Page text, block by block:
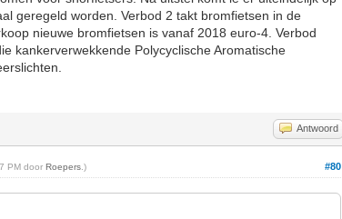
geregeld worden. Verbod 2 takt bromfietsen in de
nieuwe bromfietsen is vanaf 2018 euro-4. Verbod
kankerverwekkende Polycyclische Aromatische
Antwoord
#80
PM doorRoepers .)